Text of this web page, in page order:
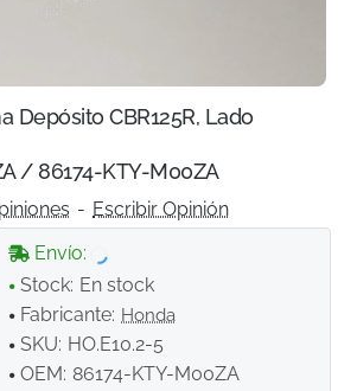
Depósito CBR125R, Lado
/ 86174-KTY-M00ZA
- Escribir Opinión
Envío:
Stock: En stock
Fabricante: Honda
SKU: HO.E10.2-5
OEM: 86174-KTY-M00ZA